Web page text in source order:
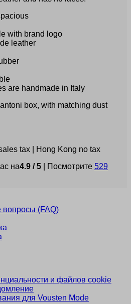
with brand logo
leather
are handmade in Italy
box, with matching dust
tax
Hong Kong no tax
на4.9 / 5 | Посмотрите 529
вопросы (FAQ)
и файлов cookie
для Vousten Mode